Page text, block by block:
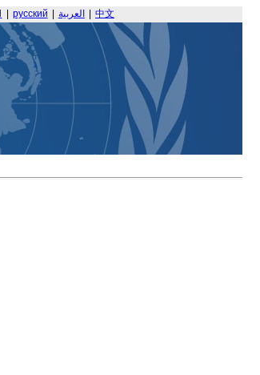
русский العربية 中文